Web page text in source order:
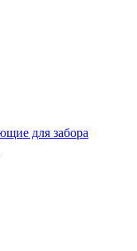
для забора